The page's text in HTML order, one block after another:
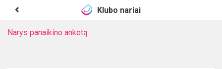
Klubo nariai
Narys panaikino anketą.